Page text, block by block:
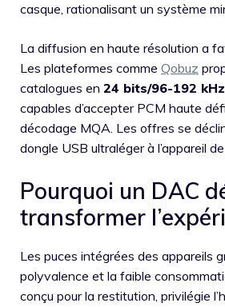
casque, rationalisant un système
La diffusion en haute résolution a
Les plateformes comme Qobuz
catalogues en 24 bits/96-192 kHz
capables d’accepter PCM haute
décodage MQA. Les offres se
dongle USB ultraléger à l’appareil
Pourquoi un DAC
transformer
Les puces intégrées des appareils
polyvalence et la faible
conçu pour la restitution, privilégie